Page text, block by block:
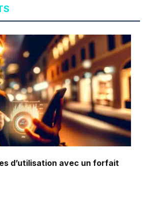
d’utilisation avec un forfait